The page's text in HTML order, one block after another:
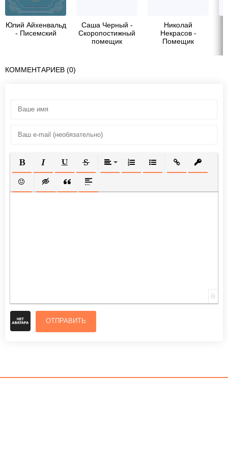
Юлий Айхенвальд
- Писемский
Саша Черный -
Скоропостижный
помещик
Николай
Некрасов -
Помещик
КОММЕНТАРИЕВ (0)
ПОЛУЖИРНЫЙ
КУРСИВПОДЧЕРКНУТЫЙ
ЗАЧЕРКНУТЫЙВЫРАВНИВАНИЕ
НУМЕРОВАННЫЙ СПИСОК
МАРКИРОВАННЫЙ
ВСТАВИТЬ
ВСТАВИТЬ СМАЙЛИК
ВСТАВКА СКРЫТОГО ТЕКСТА
ВСТАВКА ЦИТАТЫ
ВСТАВКА СПОЙЛЕРА
0
ОТПРАВИТЬ